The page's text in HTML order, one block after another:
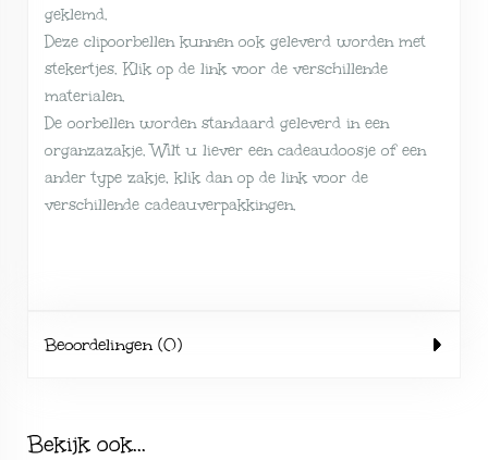
geklemd.
Deze clipoorbellen kunnen ook geleverd worden met
stekertjes. Klik op de link voor de verschillende
materialen.
De oorbellen worden standaard geleverd in een
organzazakje. Wilt u liever een cadeaudoosje of een
ander type zakje, klik dan op de link voor de
verschillende cadeauverpakkingen.
Beoordelingen (0)
Bekijk ook...